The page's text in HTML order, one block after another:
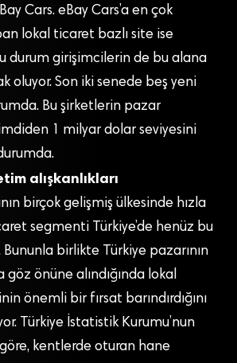
Cars. eBay Cars’a en çok
lokal ticaret bazlı site ise
durum girişimcilerin de bu alana
oluyor. Son iki senede beş yeni
Bu şirketlerin pazar
1 milyar dolar seviyesini
alışkanlıkları
birçok gelişmiş ülkesinde hızla
segmenti Türkiye’de henüz bu
birlikte Türkiye pazarının
göz önüne alındığında lokal
önemli bir fırsat barındırdığını
Türkiye İstatistik Kurumu’nun
kentlerde oturan hane